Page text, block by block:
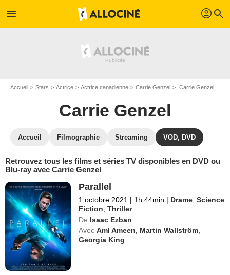
menu profil search
Accueil Stars Actrice Actrice canadienne Carrie Genzel Carrie Genzel : ses Blu-Ray, DVD, VOD, SVOD
Carrie Genzel
Accueil Filmographie Streaming VOD, DVD
Retrouvez tous les films et séries TV disponibles en DVD ou
Blu-ray avec Carrie Genzel
Parallel
1 octobre 2021 | 1h 44min | Drame ,Science
Fiction ,Thriller
De Isaac Ezban
Avec Aml Ameen Martin Wallström
Georgia King